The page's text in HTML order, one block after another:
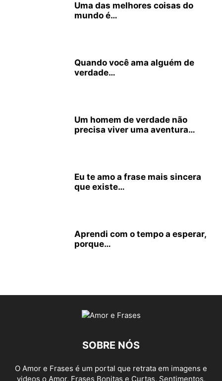
Uma das melhores coisas do
mundo é…
Quando você ama alguém de
verdade…
Um homem de verdade não
precisa viver uma aventura…
Eu te amo a frase mais sincera
que existe…
Aprendi com o tempo a esperar,
porque…
SOBRE NÓS
O Amor e Frases é um portal que retrata em imagens e
videos o Amor, Frases Bonitas e Curtas, Sentimentos,